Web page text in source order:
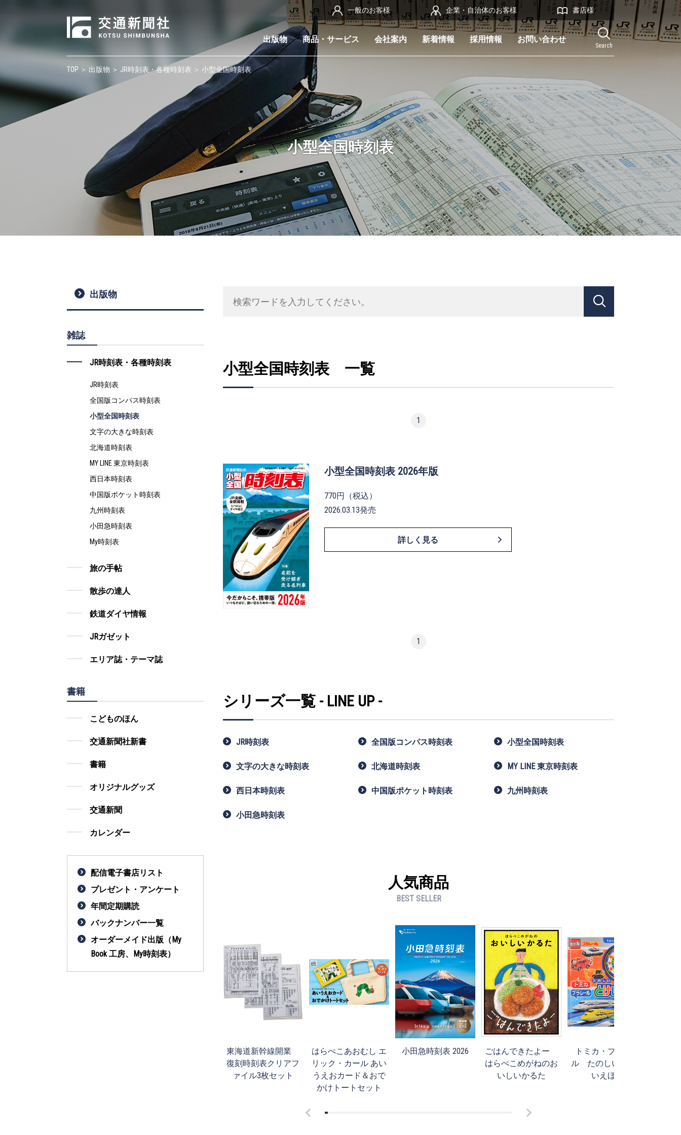
Search
出版物 商品・サービス 会社案内 新着情報 採用情報 お問い合わせ
一般のお客様 企業・自治体のお客様 書店様
TOP ＞ 出版物 ＞ JR時刻表・各種時刻表 ＞ 小型全国時刻表
小型全国時刻表
出版物
雑誌
JR時刻表・各種時刻表
JR時刻表
全国版コンパス時刻表
小型全国時刻表
文字の大きな時刻表
北海道時刻表
MY LINE 東京時刻表
西日本時刻表
中国版ポケット時刻表
九州時刻表
小田急時刻表
My時刻表
旅の手帖
散歩の達人
鉄道ダイヤ情報
JRガゼット
エリア誌・テーマ誌
書籍
こどものほん
交通新聞社新書
書籍
オリジナルグッズ
交通新聞
カレンダー
配信電子書店リスト
プレゼント・アンケート
年間定期購読
バックナンバー一覧
オーダーメイド出版（My
Book 工房、My時刻表）
小型全国時刻表 一覧
1
小型全国時刻表 2026年版
770円（税込）
2026.03.13発売
詳しく見る
1
シリーズ一覧 - LINE UP -
JR時刻表 全国版コンパス時刻表 小型全国時刻表
文字の大きな時刻表 北海道時刻表 MY LINE 東京時刻表
西日本時刻表 中国版ポケット時刻表 九州時刻表
小田急時刻表
人気商品
BEST SELLER
東海道新幹線開業
復刻時刻表クリアフ
ァイル3枚セット
はらぺこあおむし エ
リック・カール あい
うえおカード＆おで
かけトートセット
小田急時刻表 2026
ごはんできたよー
はらぺこめがねのお
いしいかるた
トミカ・プラレー
ル たのしい とけ
いえほん